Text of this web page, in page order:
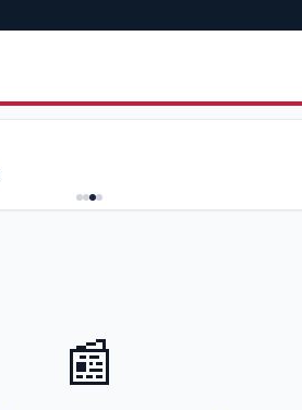
📰